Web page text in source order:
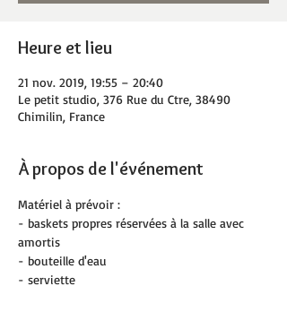
Heure et lieu
21 nov. 2019, 19:55 – 20:40
Le petit studio, 376 Rue du Ctre, 38490
Chimilin, France
À propos de l'événement
Matériel à prévoir :
- baskets propres réservées à la salle avec
amortis
- bouteille d'eau
- serviette